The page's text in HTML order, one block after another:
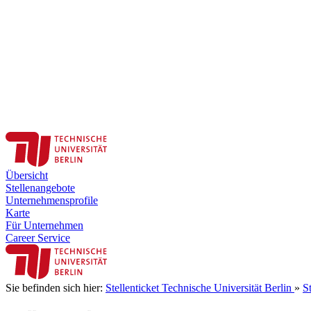
Übersicht
Stellenangebote
Unternehmensprofile
Karte
Für Unternehmen
Career Service
Sie befinden sich hier: Stellenticket Technische Universität Berlin »